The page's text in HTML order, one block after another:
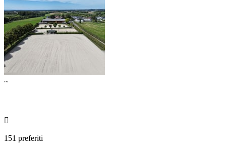
~

151 preferiti